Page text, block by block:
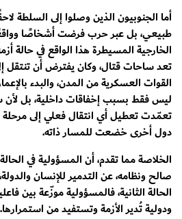
أما الجنوبيون الذين وصلوا إلى السلطة
طبيعي، بل عبر حرب فرضت أشخاصًا
الخارجية المسيطرة هذا الواقع في حالة
تعد ساحات قتال، وكان يفترض أن تنتقل
القوات العسكرية من المدن، والبدء
ليس فقط بسبب إخفاقات داخلية، بل لأن
تعمّدت تعطيل أي انتقال فعلي إلى
دول أخرى خضعت للمسار ذاته.
الخلاصة مما تقدم، أن المسؤولية في
صالح ونظامه، عن التدمير للإنسان
الحالة الثانية، فالمسؤولية موزّعة بين
ودولية تُدير الأزمة وتستفيد من استمرارها.